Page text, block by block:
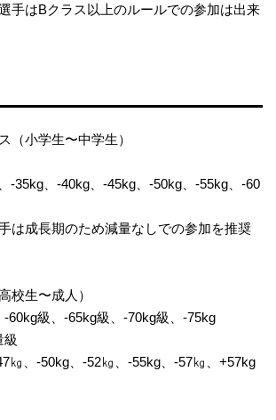
手はBクラス以上のルールでの参加は出来
（小学生〜中学生）
-35kg、-40kg、-45kg、-50kg、-55kg、-60
は成長期のため減量なしでの参加を推奨
校生〜成人）
-60kg級、-65kg級、-70kg級、-75kg
級
㎏、-50kg、-52㎏、-55kg、-57㎏、+57kg